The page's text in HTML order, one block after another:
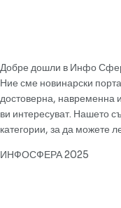
Добре дошли в Инфо
Ние сме новинарски
достоверна, навременна
ви интересуват. Нашето
категории, за да можете
ИНФОСФЕРА 2025